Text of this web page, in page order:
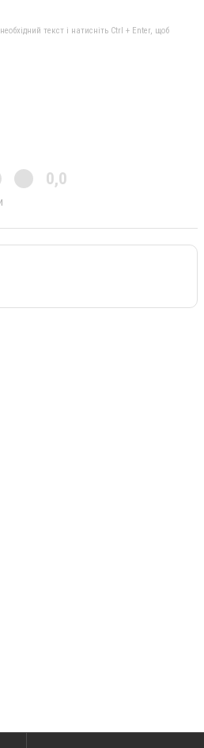
текст і натисніть Ctrl + Enter, щоб
0,0